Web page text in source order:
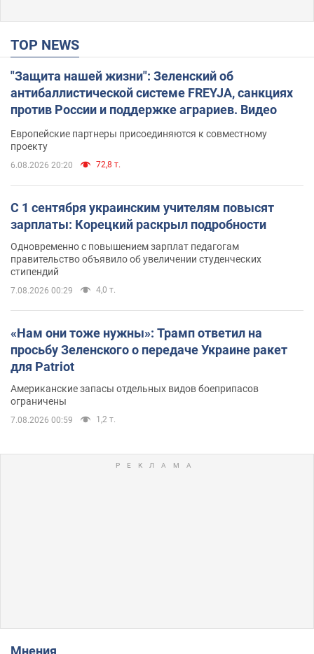
TOP NEWS
"Защита нашей жизни": Зеленский об
антибаллистической системе FREYJA, санкциях
против России и поддержке аграриев. Видео
Европейские партнеры присоединяются к совместному
проекту
6.08.2026 20:20 72,8 т.
С 1 сентября украинским учителям повысят
зарплаты: Корецкий раскрыл подробности
Одновременно с повышением зарплат педагогам
правительство объявило об увеличении студенческих
стипендий
7.08.2026 00:29 4,0 т.
«Нам они тоже нужны»: Трамп ответил на
просьбу Зеленского о передаче Украине ракет
для Patriot
Американские запасы отдельных видов боеприпасов
ограничены
7.08.2026 00:59 1,2 т.
Мнения